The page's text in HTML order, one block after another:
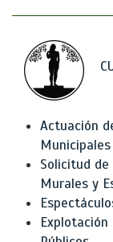
Actuación
Municipales
Solicitud
Murales y